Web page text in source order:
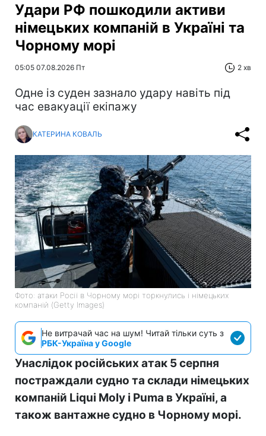
Удари РФ пошкодили активи
німецьких компаній в Україні та
Чорному морі
05:05 07.08.2026 Пт 2 хв
Одне із суден зазнало удару навіть під
час евакуації екіпажу
КАТЕРИНА КОВАЛЬ
Фото: атаки Росії в Чорному морі торкнулись і німецьких
компаній (Getty Images)
Не витрачай час на шум! Читай тільки суть з
РБК-Україна у Google
Унаслідок російських атак 5 серпня
постраждали судно та склади німецьких
компаній Liqui Moly і Puma в Україні, а
також вантажне судно в Чорному морі.